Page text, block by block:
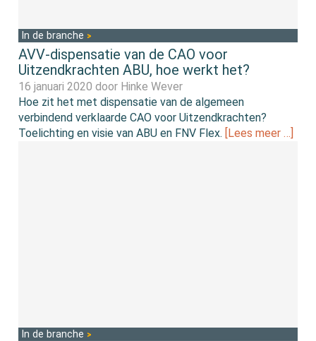
In de branche
AVV-dispensatie van de CAO voor
Uitzendkrachten ABU, hoe werkt het?
16 januari 2020 door Hinke Wever
Hoe zit het met dispensatie van de algemeen
verbindend verklaarde CAO voor Uitzendkrachten?
Toelichting en visie van ABU en FNV Flex.
[Lees meer …]
In de branche